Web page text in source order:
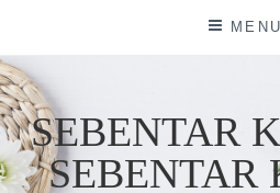
content
MENU
SEBENTAR
SEBENTAR